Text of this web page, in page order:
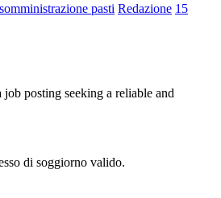
somministrazione pasti Redazione 15
di soggiorno valido.